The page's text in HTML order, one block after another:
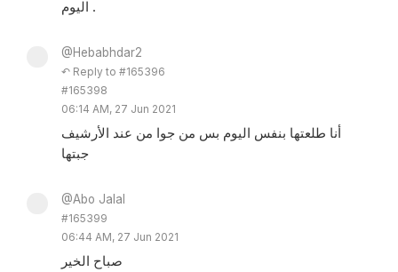
اليوم .
@Hebabhdar2
↶ Reply to #165396
#165398
06:14 AM, 27 Jun 2021
أنا طلعتها بنفس اليوم بس من جوا من عند الأرشيف
جبتها
@Abo Jalal
#165399
06:44 AM, 27 Jun 2021
صباح الخير